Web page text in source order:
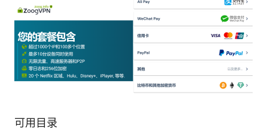
可用目录